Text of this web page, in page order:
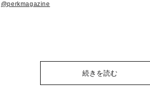
@perkmagazine
続きを読む